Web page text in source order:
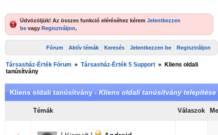
Üdvözöljük! Az összes funkció eléréséhez kérem Jelentkezzen
be vagy Regisztráljon.
Fórum Aktív témák Keresés Jelentkezzen be Regisztráljon
Társasház-Érték Fórum » Társasház-Érték 5 Support »
Kliens oldali
tanúsítvány
Kliens oldali tanúsítvány - Kliens oldali tanúsítvány telepítése
Témák Válaszok